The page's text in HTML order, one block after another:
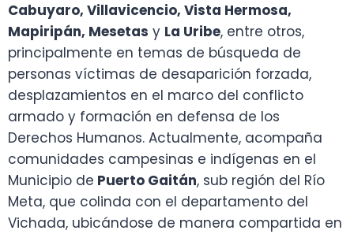
Cabuyaro, Villavicencio, Vista Hermosa,
Mapiripán, Mesetas y La Uribe, entre otros,
principalmente en temas de búsqueda de
personas víctimas de desaparición forzada,
desplazamientos en el marco del conflicto
armado y formación en defensa de los
Derechos Humanos. Actualmente, acompaña
comunidades campesinas e indígenas en el
Municipio de Puerto Gaitán, sub región del Río
Meta, que colinda con el departamento del
Vichada, ubicándose de manera compartida en